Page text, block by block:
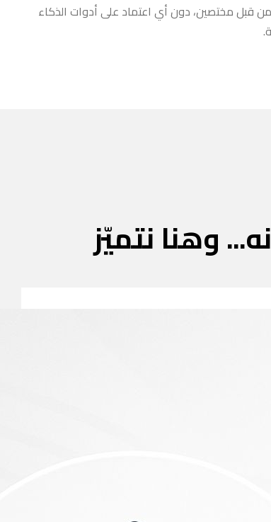
من قبل مختصين، دون أي اعتماد على أدوات الذكاء
وهنا نتميّز